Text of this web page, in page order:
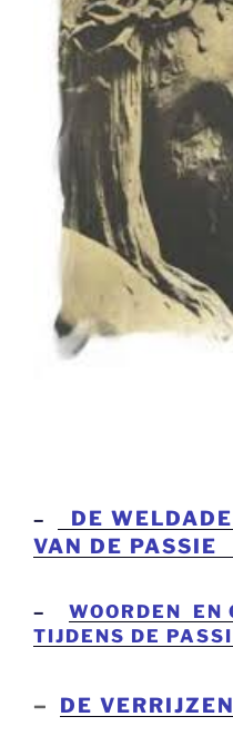
–
DE
VAN DE PASSIE
– WOORDEN EN
TIJDENS DE
– DE